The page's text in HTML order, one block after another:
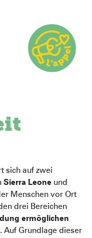
Project
sich auf zwei
Sierra Leone und
Menschen vor Ort
drei Bereichen
ermöglichen
. Auf Grundlage dieser